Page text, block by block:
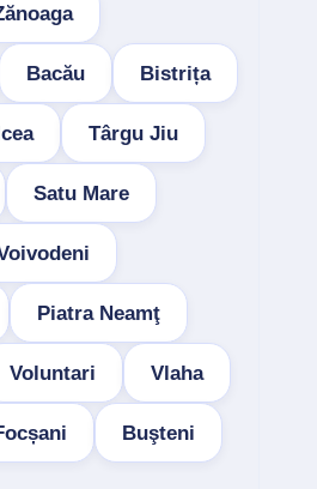
Bacău Bistrița
Târgu Jiu
Satu Mare
Piatra Neamţ
Voluntari Vlaha
Buşteni